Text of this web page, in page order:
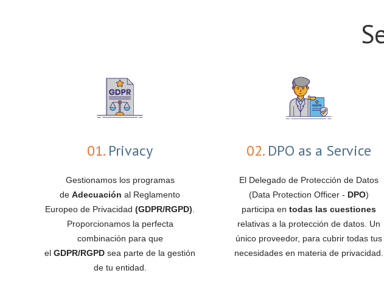
01.Privacy
Gestionamos los programas
de Adecuación al Reglamento
Europeo de Privacidad (GDPR/RGPD)
Proporcionamos la perfecta
combinación para que
el GDPR/RGPD sea parte de la gestión
de tu entidad.
02.DPO as a Service
El Delegado de Protección de Datos
(Data Protection Officer - DPO)
participa en todas las cuestiones
relativas a la protección de datos. Un
único proveedor, para cubrir todas tus
necesidades en materia de privacidad.